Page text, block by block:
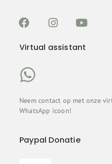
Virtual assistant
Neem contact op met onze
WhatsApp icoon!
Paypal Donatie